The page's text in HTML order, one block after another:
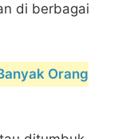
di berbagai
Orang